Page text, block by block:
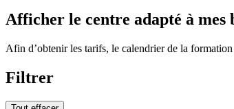
Afficher le centre adapté à mes
Afin d’obtenir les tarifs, le calendrier de la
Filtrer